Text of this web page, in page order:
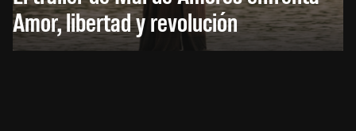
Amor, libertad y revolución